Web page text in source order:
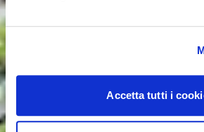
Accetta tutti i